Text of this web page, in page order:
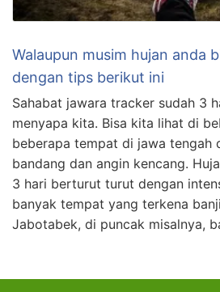
Walaupun musim hujan anda
dengan tips berikut ini
Sahabat jawara tracker sudah 3
menyapa kita. Bisa kita lihat di
beberapa tempat di jawa tengah
bandang dan angin kencang.
3 hari berturut turut dengan
banyak tempat yang terkena
Jabotabek, di puncak misalnya,